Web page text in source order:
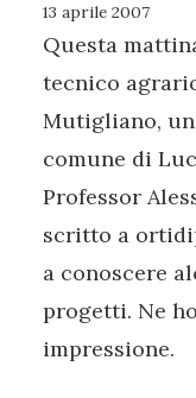
13 aprile 2007
Questa
tecnico
Mutigliano,
comune di
Professor
scritto a
a conoscere
progetti. Ne
impressione.